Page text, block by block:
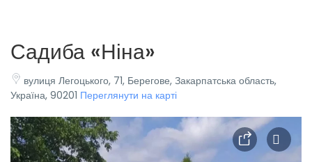
Садиба «Ніна»
вулиця Легоцького, 71, Берегове, Закарпатська область,
Україна, 90201 Переглянути на карті